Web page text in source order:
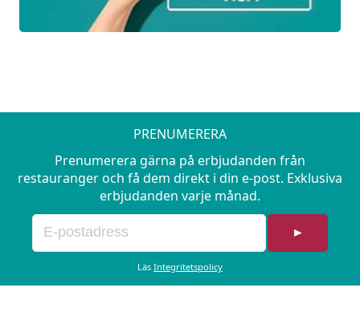
PRENUMERERA
Prenumerera gärna på erbjudanden från
restauranger och få dem direkt i din e-post. Exklusiva
erbjudanden varje månad.
►
Läs Integritetspolicy